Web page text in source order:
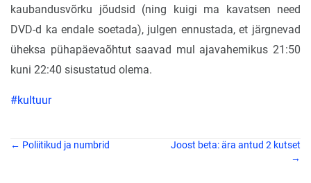
kaubandusvõrku jõudsid (ning kuigi ma kavatsen need
DVD-d ka endale soetada), julgen ennustada, et järgnevad
üheksa pühapäevaõhtut saavad mul ajavahemikus 21:50
kuni 22:40 sisustatud olema.
#kultuur
← Poliitikud ja numbrid
Joost beta: ära antud 2 kutset
→